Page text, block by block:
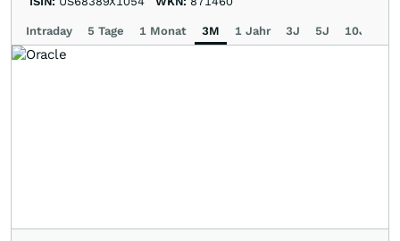
Intraday 5 Tage 1 Monat 3M 1 Jahr 3J 5J 10J